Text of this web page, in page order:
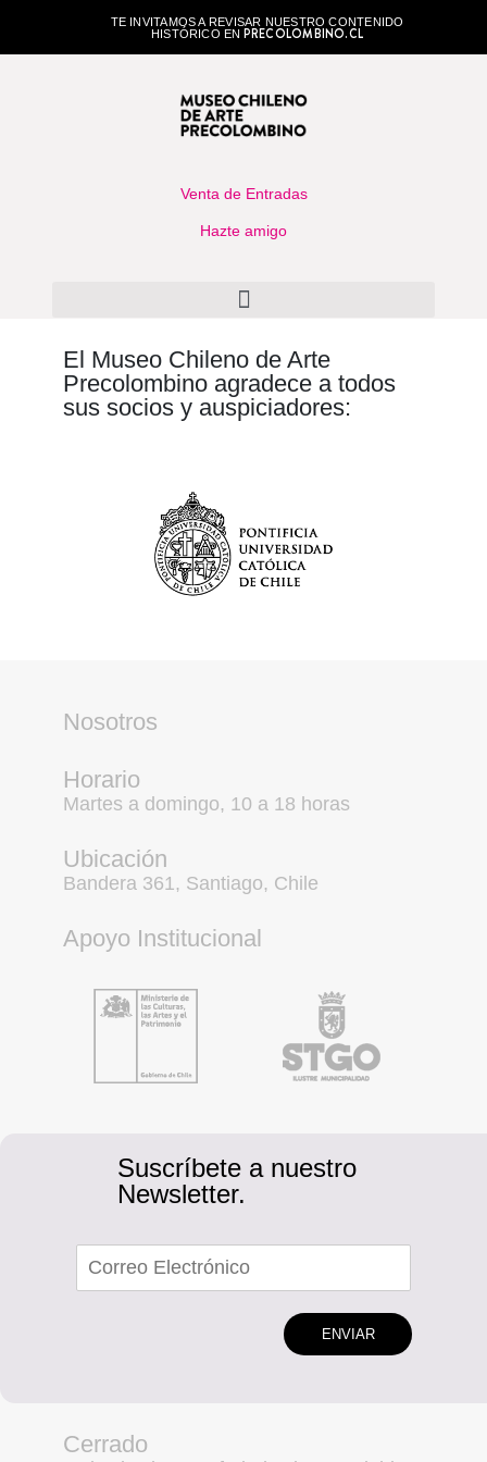
TE INVITAMOS A REVISAR NUESTRO CONTENIDO
HISTÓRICO EN PRECOLOMBINO.CL
Venta de Entradas
Hazte amigo
El Museo Chileno de Arte
Precolombino agradece a todos
sus socios y auspiciadores:
Nosotros
Horario
Martes a domingo, 10 a 18 horas
Ubicación
Bandera 361, Santiago, Chile
Apoyo Institucional
Suscríbete a nuestro
Newsletter.
ENVIAR
Cerrado